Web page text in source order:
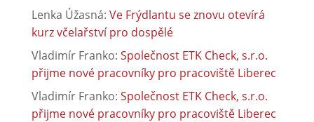
Lenka Úžasná: Ve Frýdlantu se znovu otevírá
kurz včelařství pro dospělé
Vladimír Franko: Společnost ETK Check, s.r.o.
přijme nové pracovníky pro pracoviště Liberec
Vladimír Franko: Společnost ETK Check, s.r.o.
přijme nové pracovníky pro pracoviště Liberec